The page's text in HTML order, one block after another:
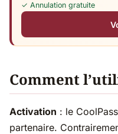
✓ Annulation gratuite
Comment
Activation : le
partenaire.